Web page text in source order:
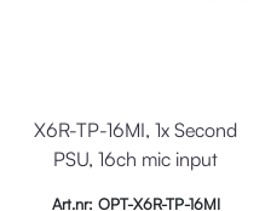
X6R-TP-16MI, 1x Second
PSU, 16ch mic input
Art.nr: OPT-X6R-TP-16MI